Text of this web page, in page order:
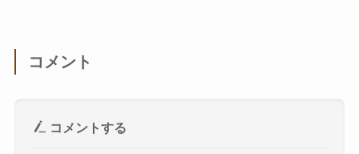
コメント
コメントする